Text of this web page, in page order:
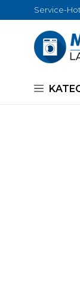
Service-